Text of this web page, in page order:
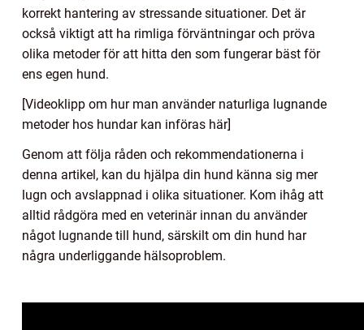
korrekt hantering av stressande situationer. Det är
också viktigt att ha rimliga förväntningar och pröva
olika metoder för att hitta den som fungerar bäst för
ens egen hund.
[Videoklipp om hur man använder naturliga lugnande
metoder hos hundar kan införas här]
Genom att följa råden och rekommendationerna i
denna artikel, kan du hjälpa din hund känna sig mer
lugn och avslappnad i olika situationer. Kom ihåg att
alltid rådgöra med en veterinär innan du använder
något lugnande till hund, särskilt om din hund har
några underliggande hälsoproblem.